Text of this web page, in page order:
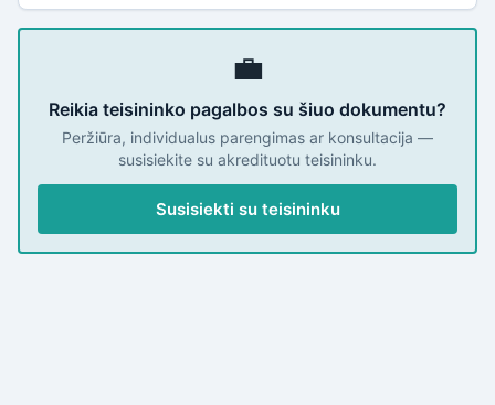
💼
Reikia teisininko pagalbos su šiuo dokumentu?
Peržiūra, individualus parengimas ar konsultacija —
susisiekite su akredituotu teisininku.
Susisiekti su teisininku